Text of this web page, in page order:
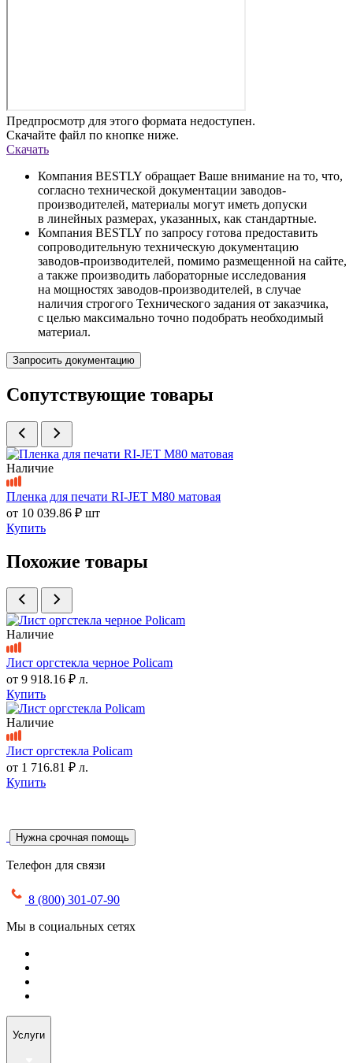
Предпросмотр для этого формата недоступен.
Скачайте файл по кнопке ниже.
Скачать
Компания BESTLY обращает Ваше внимание на то, что,
согласно технической документации заводов-
производителей, материалы могут иметь допуски
в линейных размерах, указанных, как стандартные.
Компания BESTLY по запросу готова предоставить
сопроводительную техническую документацию
заводов-производителей, помимо размещенной на сайте,
а также производить лабораторные исследования
на мощностях заводов-производителей, в случае
наличия строгого Технического задания от заказчика,
с целью максимально точно подобрать необходимый
материал.
Запросить документацию
Сопутствующие товары
Наличие
Пленка для печати RI-JET M80 матовая
от 10 039.86 ₽ шт
Купить
Похожие товары
Наличие
Лист оргстекла черное Policam
от 9 918.16 ₽ л.
Купить
Наличие
Лист оргстекла Policam
от 1 716.81 ₽ л.
Купить
Нужна срочная помощь
Телефон для связи
8 (800) 301-07-90
Мы в социальных сетях
Услуги